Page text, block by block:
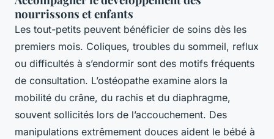
nourrissons et enfants
Les tout-petits peuvent bénéficier de soins dès les
premiers mois. Coliques, troubles du sommeil, reflux
ou difficultés à s’endormir sont des motifs fréquents
de consultation. L’ostéopathe examine alors la
mobilité du crâne, du rachis et du diaphragme,
souvent sollicités lors de l’accouchement. Des
manipulations extrêmement douces aident le bébé à